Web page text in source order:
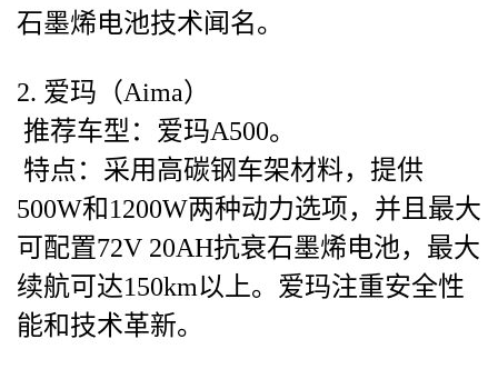
石墨烯电池技术闻名。
2. 爱玛（Aima）
推荐车型：爱玛A500。
特点：采用高碳钢车架材料，提供
500W和1200W两种动力选项，并且最大
可配置72V 20AH抗衰石墨烯电池，最大
续航可达150km以上。爱玛注重安全性
能和技术革新。